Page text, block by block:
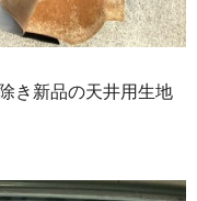
き新品の天井用生地